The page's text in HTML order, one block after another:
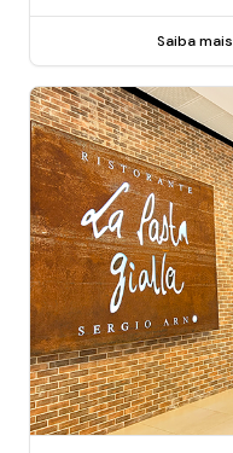
Saiba mais